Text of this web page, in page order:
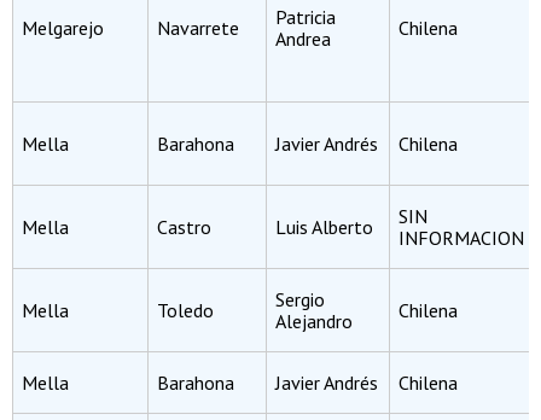
Melgarejo Navarrete
Patricia
Andrea
Chilena
Mella Barahona Javier Andrés Chilena
Mella Castro Luis Alberto
SIN
INFORMACION
Mella Toledo
Sergio
Alejandro
Chilena
Mella Barahona Javier Andrés Chilena